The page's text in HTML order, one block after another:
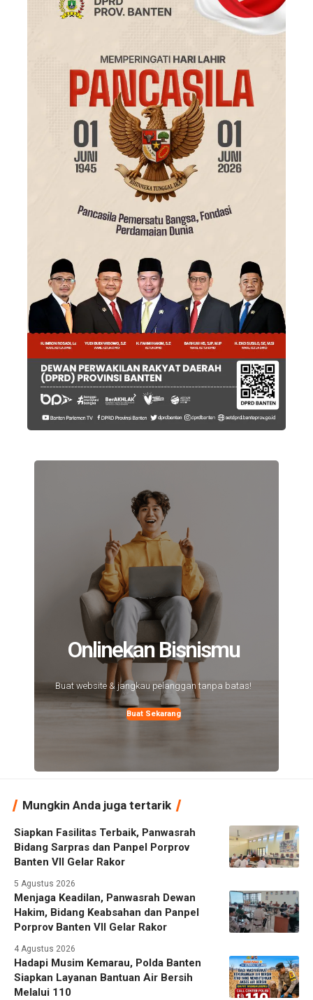
Onlinekan Bisnismu
Buat website & jangkau pelanggan tanpa batas!
Buat Sekarang
Mungkin Anda juga tertarik
Siapkan Fasilitas Terbaik, Panwasrah
Bidang Sarpras dan Panpel Porprov
Banten VII Gelar Rakor
5 Agustus 2026
Menjaga Keadilan, Panwasrah Dewan
Hakim, Bidang Keabsahan dan Panpel
Porprov Banten VII Gelar Rakor
4 Agustus 2026
Hadapi Musim Kemarau, Polda Banten
Siapkan Layanan Bantuan Air Bersih
Melalui 110